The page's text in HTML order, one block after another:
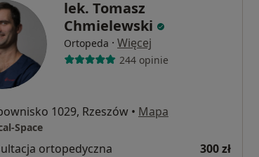
lek. Tomasz
Chmielewski
Ortopeda · Więcej
244 opinie
1029, Rzeszów • Mapa
Space
ortopedyczna 300 zł